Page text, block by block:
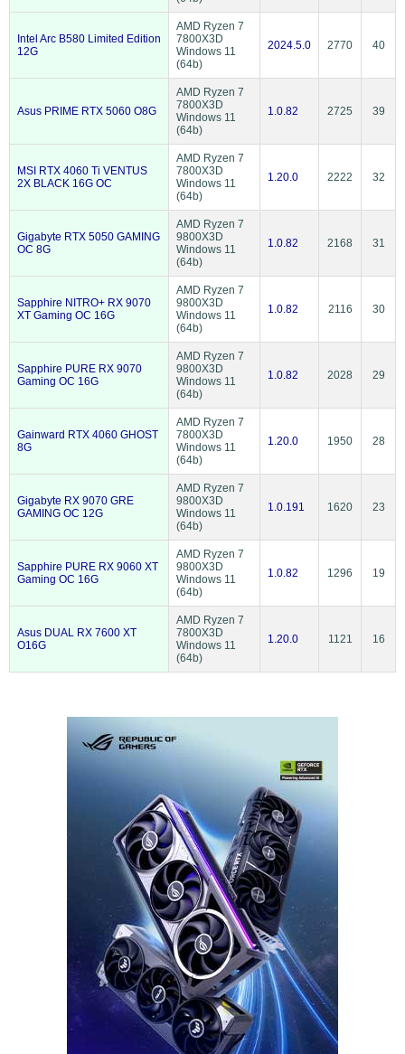
Intel Arc B580 Limited Edition
12G
AMD Ryzen 7
7800X3D
Windows 11
(64b)
2024.5.0 2770 40
Asus PRIME RTX 5060 O8G
AMD Ryzen 7
7800X3D
Windows 11
(64b)
1.0.82 2725 39
MSI RTX 4060 Ti VENTUS
2X BLACK 16G OC
AMD Ryzen 7
7800X3D
Windows 11
(64b)
1.20.0 2222 32
Gigabyte RTX 5050 GAMING
OC 8G
AMD Ryzen 7
9800X3D
Windows 11
(64b)
1.0.82 2168 31
Sapphire NITRO+ RX 9070
XT Gaming OC 16G
AMD Ryzen 7
9800X3D
Windows 11
(64b)
1.0.82 2116 30
Sapphire PURE RX 9070
Gaming OC 16G
AMD Ryzen 7
9800X3D
Windows 11
(64b)
1.0.82 2028 29
Gainward RTX 4060 GHOST
8G
AMD Ryzen 7
7800X3D
Windows 11
(64b)
1.20.0 1950 28
Gigabyte RX 9070 GRE
GAMING OC 12G
AMD Ryzen 7
9800X3D
Windows 11
(64b)
1.0.191 1620 23
Sapphire PURE RX 9060 XT
Gaming OC 16G
AMD Ryzen 7
9800X3D
Windows 11
(64b)
1.0.82 1296 19
Asus DUAL RX 7600 XT
O16G
AMD Ryzen 7
7800X3D
Windows 11
(64b)
1.20.0 1121 16